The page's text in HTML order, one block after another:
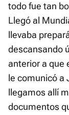
todo fue tan
Llegó al
llevaba
descansando
anterior a que
le comunicó a
llegamos allí
documentos